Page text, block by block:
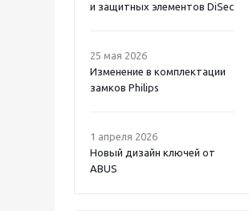
и защитных элементов DiSec
25 мая 2026
Изменение в комплектации
замков Philips
1 апреля 2026
Новый дизайн ключей от
ABUS